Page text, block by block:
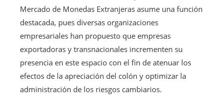
Mercado de Monedas Extranjeras asume una función
destacada, pues diversas organizaciones
empresariales han propuesto que empresas
exportadoras y transnacionales incrementen su
presencia en este espacio con el fin de atenuar los
efectos de la apreciación del colón y optimizar la
administración de los riesgos cambiarios.